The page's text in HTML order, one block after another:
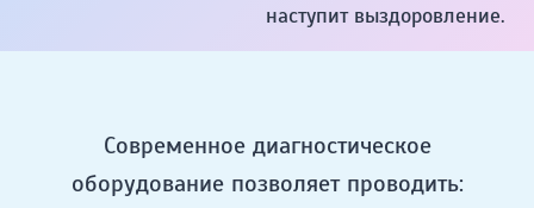
наступит выздоровление.
Современное диагностическое
оборудование позволяет проводить: